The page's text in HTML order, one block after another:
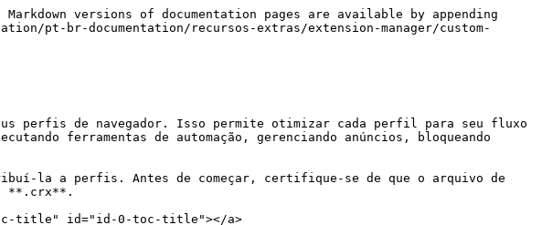
versions of documentation pages are available by appending
pt-br-documentation/recursos-extras/extension-manager/custom-
perfis de navegador. Isso permite otimizar cada perfil para seu fluxo
ferramentas de automação, gerenciando anúncios, bloqueando
la a perfis. Antes de começar, certifique-se de que o arquivo de
**.crx**.
toc-title" id="id-0-toc-title"></a>